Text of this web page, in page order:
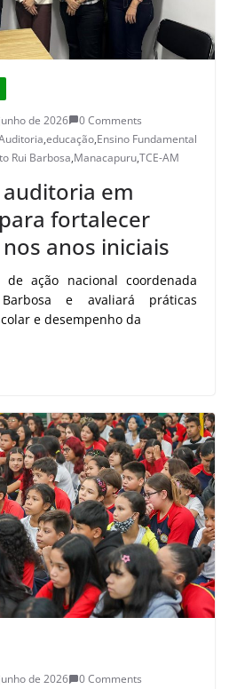
de 2026
0 Comments
,educação,Ensino Fundamental
Rui Barbosa,Manacapuru,TCE-AM
auditoria em
fortalecer
anos iniciais
de ação nacional coordenada
e avaliará práticas
e desempenho da
de 2026
0 Comments